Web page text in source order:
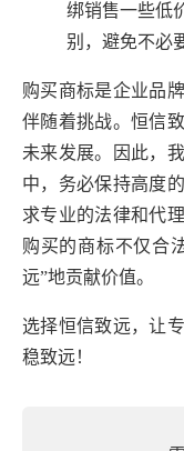
绑销售一些低
别，避免不必
购买商标是企业品
伴随着挑战。恒信
未来发展。因此，
中，务必保持高度
求专业的法律和代
购买的商标不仅合
远”地贡献价值。
选择恒信致远，让
稳致远！